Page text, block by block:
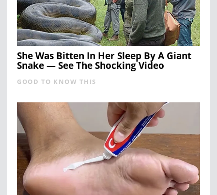
She Was Bitten In Her Sleep By A Giant
Snake — See The Shocking Video
GOOD TO KNOW THIS